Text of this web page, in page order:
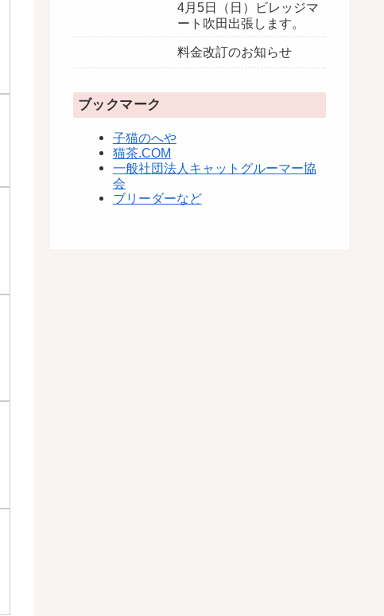
4月5日（日）ビレッジマ
ート吹田出張します。
料金改訂のお知らせ
ブックマーク
子猫のへや
猫茶.COM
一般社団法人キャットグルーマー協
会
ブリーダーなど